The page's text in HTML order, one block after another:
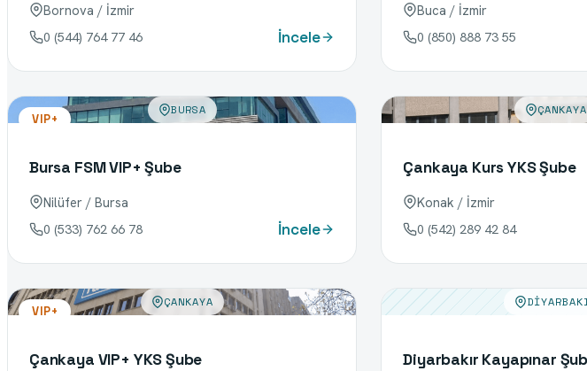
Bornova / İzmir
0 (544) 764 77 46 İncele
Buca / İzmir
0 (850) 888 73 55
VIP+
BURSA
Bursa FSM VIP+ Şube
Nilüfer / Bursa
0 (533) 762 66 78 İncele
ÇANKAYA
Çankaya Kurs YKS Şube
Konak / İzmir
0 (542) 289 42 84
VIP+
ÇANKAYA
Çankaya VIP+ YKS Şube Diyarbakır Kayapınar